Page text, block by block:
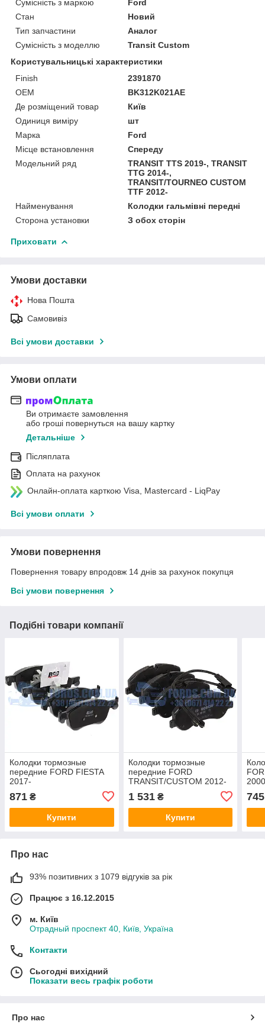
Сумісність з маркою
Ford
Стан
Новий
Тип запчастини
Аналог
Сумісність з моделлю
Transit Custom
Користувальницькі характеристики
Finish
2391870
OEM
BK312K021AE
Де розміщений товар
Київ
Одиниця виміру
шт
Марка
Ford
Місце встановлення
Спереду
Модельний ряд
TRANSIT TTS 2019-, TRANSIT
TTG 2014-,
TRANSIT/TOURNEO CUSTOM
TTF 2012-
Найменування
Колодки гальмівні передні
Сторона установки
З обох сторін
Приховати
Умови доставки
Нова Пошта
Самовивіз
Всі умови доставки
Умови оплати
Ви отримаєте замовлення
або гроші повернуться на вашу картку
Детальніше
Післяплата
Оплата на рахунок
Онлайн-оплата карткою Visa, Mastercard - LiqPay
Всі умови оплати
Умови повернення
Повернення товару впродовж 14 днів за рахунок покупця
Всі умови повернення
Подібні товари компанії
Колодки тормозные
передние FORD FIESTA
2017-
(2095160/KTH1BC2K021AB/BSG30-
200-041) BSG
871 ₴
Купити
Колодки тормозные
передние FORD
TRANSIT/CUSTOM 2012-
(2391870/BK312K021AE/
BOSCH
1 531₴
Купити
745
Про нас
93% позитивних з 1079 відгуків за рік
Працює з 16.12.2015
м. Київ
Отрадный проспект 40, Київ, Україна
Контакти
Сьогодні вихідний
Показати весь графік роботи
Про нас